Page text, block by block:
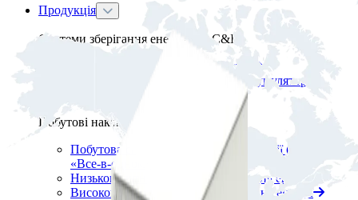
Продукція
Системи зберігання енергії для C&I
Контейнер для зберігання енергії
Система зберігання енергії PV+акумулятор
Побутові накопичувачі енергії
Побутова система накопичення енергії (BESS)
«Все-в-одному»
Низьковольтна система накопичення енергії
Високовольтна система накопичення енергії